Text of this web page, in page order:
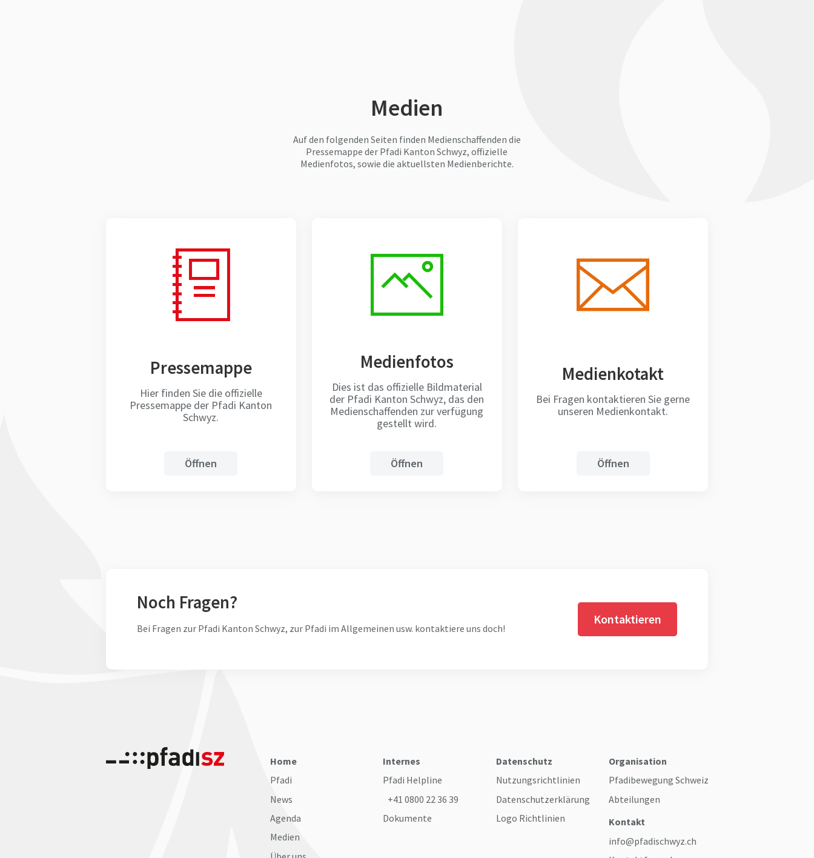
Medien
Auf den folgenden Seiten finden Medienschaffenden die
Pressemappe der Pfadi Kanton Schwyz, offizielle
Medienfotos, sowie die aktuellsten Medienberichte.
Pressemappe
Hier finden Sie die offizielle
Pressemappe der Pfadi Kanton
Schwyz.
Öffnen
Medienfotos
Dies ist das offizielle Bildmaterial
der Pfadi Kanton Schwyz, das den
Medienschaffenden zur verfügung
gestellt wird.
Öffnen
Medienkotakt
Bei Fragen kontaktieren Sie gerne
unseren Medienkontakt.
Öffnen
Noch Fragen?
Bei Fragen zur Pfadi Kanton Schwyz, zur Pfadi im Allgemeinen usw. kontaktiere uns doch!
Kontaktieren
Home
Pfadi
News
Agenda
Medien
Internes
Pfadi Helpline
+41 0800 22 36 39
Dokumente
Datenschutz
Nutzungsrichtlinien
Datenschutzerklärung
Logo Richtlinien
Organisation
Pfadibewegung Schweiz
Abteilungen
Kontakt
info@pfadischwyz.ch